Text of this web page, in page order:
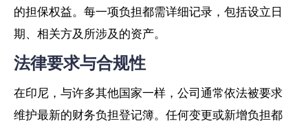
的担保权益。每一项负担都需详细记录，包括设立日
期、相关方及所涉及的资产。
法律要求与合规性
在印尼，与许多其他国家一样，公司通常依法被要求
维护最新的财务负担登记簿。任何变更或新增负担都